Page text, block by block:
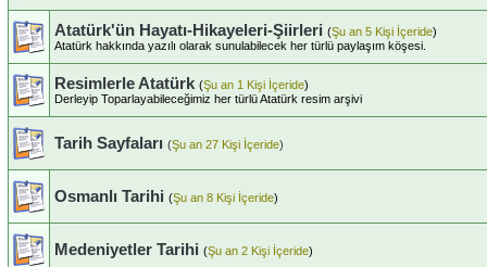
Atatürk'ün Hayatı-Hikayeleri-Şiirleri (Şu an 5 Kişi İçeride)
Atatürk hakkında yazılı olarak sunulabilecek her türlü paylaşım köşesi.
Resimlerle Atatürk (Şu an 1 Kişi İçeride)
Derleyip Toparlayabileceğimiz her türlü Atatürk resim arşivi
Tarih Sayfaları (Şu an 27 Kişi İçeride)
Osmanlı Tarihi (Şu an 8 Kişi İçeride)
Medeniyetler Tarihi (Şu an 2 Kişi İçeride)